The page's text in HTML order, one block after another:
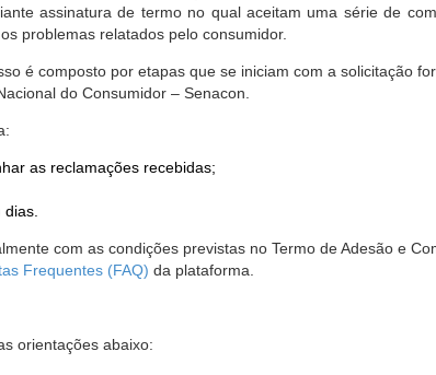
assinatura de termo no qual aceitam uma série de
problemas relatados pelo consumidor.
é composto por etapas que se iniciam com a solicitação
do Consumidor – Senacon.
as reclamações recebidas;
com as condições previstas no Termo de Adesão e
Frequentes (FAQ) da plataforma.
orientações abaixo: